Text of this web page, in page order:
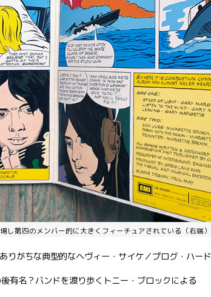
し第四のメンバー的に大きくフィーチュアされている（右端）
りがちな典型的なヘヴィー・サイケ／プログ・ハード
有名？バンドを渡り歩くトニー・ブロックによる